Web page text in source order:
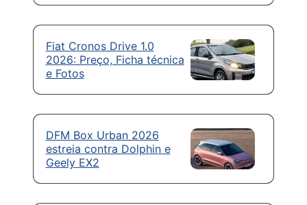
Fiat Cronos Drive 1.0
2026: Preço, Ficha técnica
e Fotos
DFM Box Urban 2026
estreia contra Dolphin e
Geely EX2